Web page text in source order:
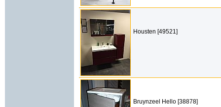
Housten [49521]
Bruynzeel Hello [38878]